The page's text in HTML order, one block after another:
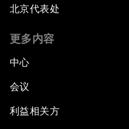
北京代表处
更多内容
中心
会议
利益相关方